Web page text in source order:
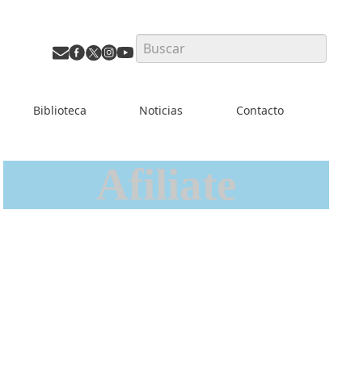
Search
Biblioteca Noticias Contacto
Afiliate